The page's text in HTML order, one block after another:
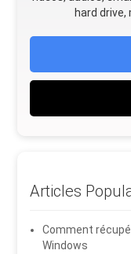
hard drive,
Articles
Comment
Windows